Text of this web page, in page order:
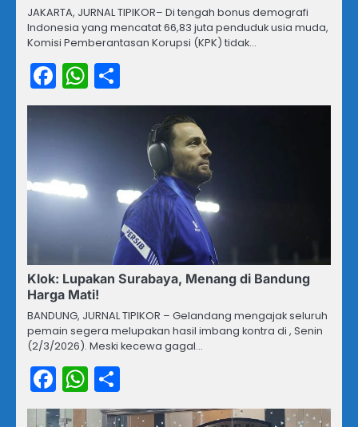
JAKARTA, JURNAL TIPIKOR– Di tengah bonus demografi
Indonesia yang mencatat 66,83 juta penduduk usia muda,
Komisi Pemberantasan Korupsi (KPK) tidak…
Facebook
WhatsApp
Klok: Lupakan Surabaya, Menang di Bandung
Harga Mati!
BANDUNG, JURNAL TIPIKOR – Gelandang mengajak seluruh
pemain segera melupakan hasil imbang kontra di , Senin
(2/3/2026). Meski kecewa gagal…
Facebook
WhatsApp